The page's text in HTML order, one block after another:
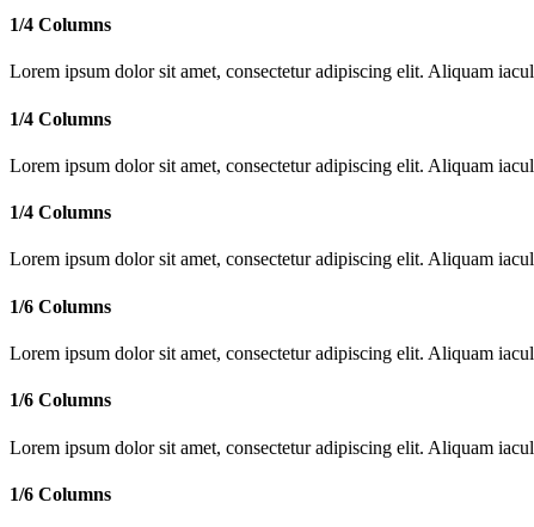
1/4 Columns
Lorem ipsum dolor sit amet, consectetur adipiscing elit. Aliquam
1/4 Columns
Lorem ipsum dolor sit amet, consectetur adipiscing elit. Aliquam
1/4 Columns
Lorem ipsum dolor sit amet, consectetur adipiscing elit. Aliquam
1/6 Columns
Lorem ipsum dolor sit amet, consectetur adipiscing elit. Aliquam
1/6 Columns
Lorem ipsum dolor sit amet, consectetur adipiscing elit. Aliquam
1/6 Columns